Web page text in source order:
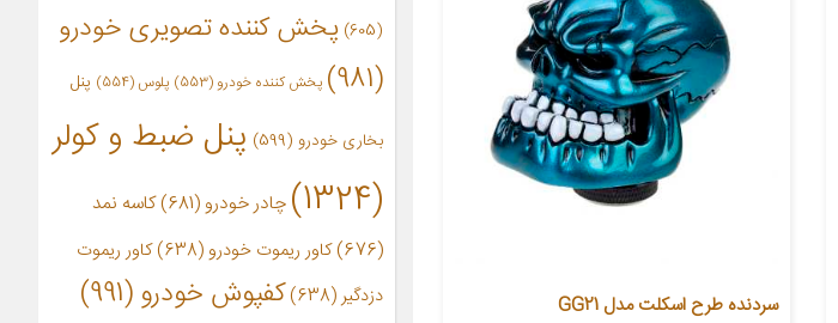
سردنده طرح اسکلت مدل GG21
(605)
پخش کننده تصویری خودرو
(981)
پخش کننده خودرو(553) پلوس(554) پنل
بخاری خودرو (599)
پنل ضبط و کولر
(1324)
چادر خودرو (681)
کاسه نمد
(676)
کاور ریموت خودرو(638)
کاور ریموت
دزدگیر(638) کفپوش خودرو(991)